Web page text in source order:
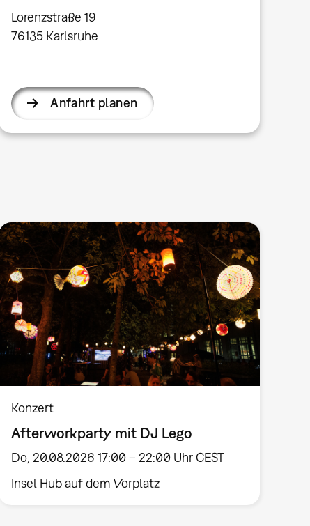
Lorenzstraße 19
76135 Karlsruhe
Anfahrt planen
Konzert
Afterworkparty mit DJ Lego
Do, 20.08.2026 17:00 – 22:00 Uhr CEST
Insel Hub auf dem Vorplatz